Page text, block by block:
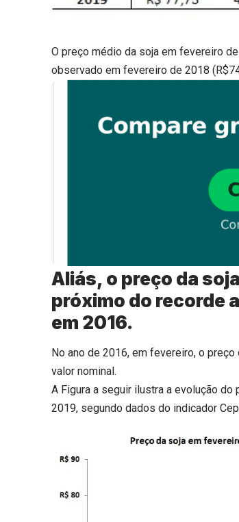
O preço médio da soja em fevereiro
observado em fevereiro de 2018
Aliás, o preço da
próximo do recorde
em 2016.
No ano de 2016, em fevereiro, o
valor nominal.
A Figura a seguir ilustra a evolução
2019, segundo dados do indicador